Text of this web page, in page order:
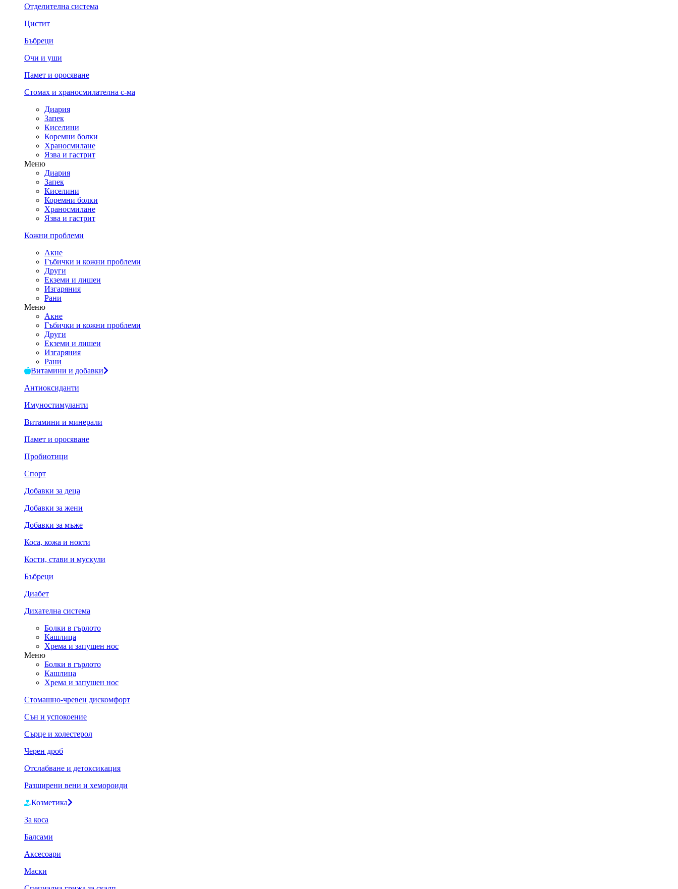
Отделителна система
Цистит
Бъбреци
Очи и уши
Памет и оросяване
Стомах и храносмилателна с-ма
Диария
Запек
Киселини
Коремни болки
Храносмилане
Язва и гастрит
Меню
Диария
Запек
Киселини
Коремни болки
Храносмилане
Язва и гастрит
Кожни проблеми
Акне
Гъбички и кожни проблеми
Други
Екземи и лишеи
Изгаряния
Рани
Меню
Акне
Гъбички и кожни проблеми
Други
Екземи и лишеи
Изгаряния
Рани
Витамини и добавки
Антиоксиданти
Имуностимуланти
Витамини и минерали
Памет и оросяване
Пробиотици
Спорт
Добавки за деца
Добавки за жени
Добавки за мъже
Коса, кожа и нокти
Кости, стави и мускули
Бъбреци
Диабет
Дихателна система
Болки в гърлото
Кашлица
Хрема и запушен нос
Меню
Болки в гърлото
Кашлица
Хрема и запушен нос
Стомашно-чревен дискомфорт
Сън и успокоение
Сърце и холестерол
Черен дроб
Отслабване и детоксикация
Разширени вени и хемороиди
Козметика
За коса
Балсами
Аксесоари
Маски